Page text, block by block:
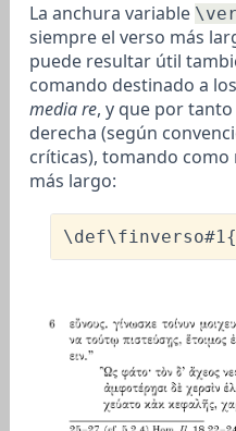
La anchura variable
siempre el verso más
puede resultar útil
comando destinado a
media re, y que por
derecha (según
críticas), tomando
más largo:
\def\finverso#1{